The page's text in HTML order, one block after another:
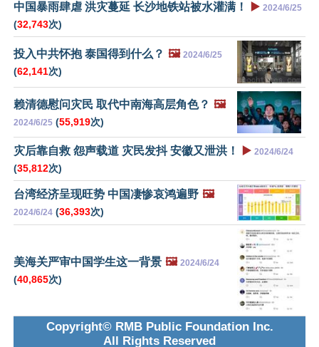
中国暴雨肆虐 洪灾蔓延 长沙地铁站被水灌满！ ▶️ 2024/6/25
(32,743次)
投入中共怀抱 泰国得到什么？ 🖼️ 2024/6/25
(62,141次)
赖清德慰问灾民 取代中南海高层角色？ 🖼️
2024/6/25 (55,919次)
灾后靠自救 怨声载道 灾民发抖 安徽又泄洪！ ▶️ 2024/6/24
(35,812次)
台湾经济呈现旺势 中国凄惨哀鸿遍野 🖼️
2024/6/24 (36,393次)
美海关严审中国学生这一背景 🖼️ 2024/6/24
(40,865次)
Copyright© RMB Public Foundation Inc.
All Rights Reserved